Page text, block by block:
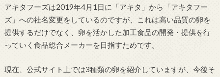
アキタフーズは2019年4月1日に「アキタ」から「アキタフー
ズ」への社名変更をしているのですが、これは高い品質の卵を
提供するだけでなく、卵を活かした加工食品の開発・提供を行
っていく食品総合メーカーを目指すためです。
現在、公式サイト上では3種類の卵を紹介していますが、今後そ